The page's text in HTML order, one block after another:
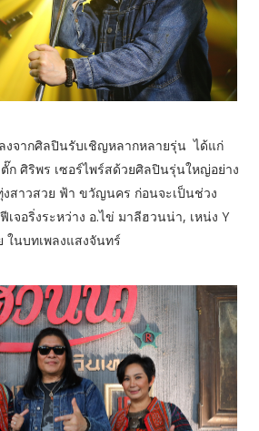
ลงจากศิลปินรับเชิญหลากหลายรุ่น ได้แก่
ก ศิริพร เซอร์ไพร์สด้วยศิลปินรุ่นใหญ่อย่าง
สาวสวย ฟ้า ขวัญนคร ก่อนจะเป็นช่วง
จอริ่งระหว่าง อ.ไข่ มาลีฮวนน่า, เหน่ง Y
ในบทเพลงแสงจันทร์